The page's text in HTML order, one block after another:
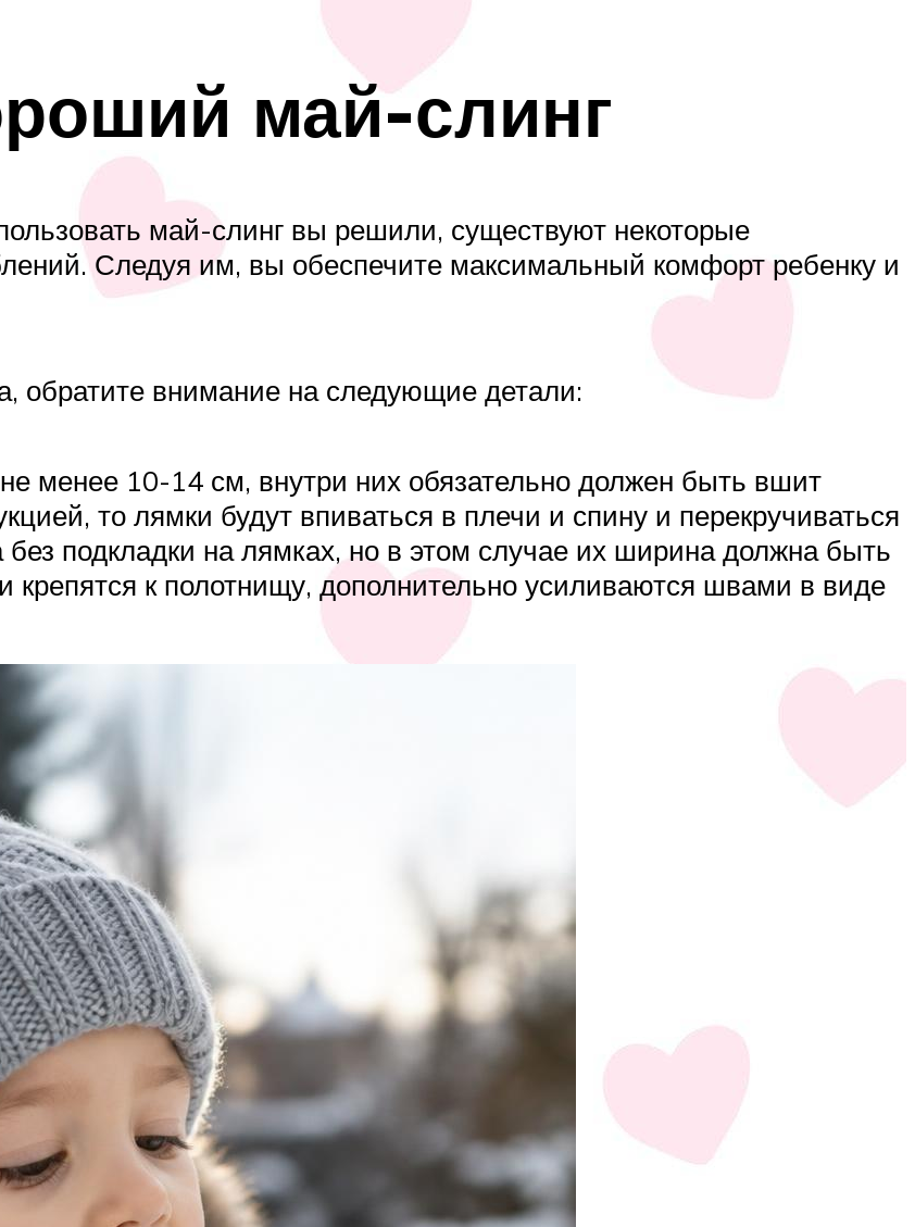
май-слинг
май-слинг вы решили, существуют некоторые
Следуя им, вы обеспечите максимальный комфорт ребенку и
обратите внимание на следующие детали:
менее 10-14 см, внутри них обязательно должен быть вшит
то лямки будут впиваться в плечи и спину и перекручиваться
подкладки на лямках, но в этом случае их ширина должна быть
крепятся к полотнищу, дополнительно усиливаются швами в виде